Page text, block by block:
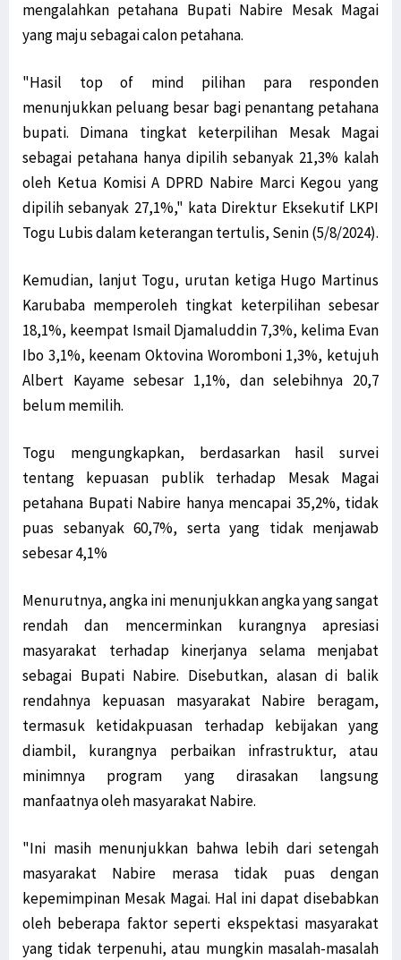
mengalahkan petahana Bupati Nabire Mesak Magai
yang maju sebagai calon petahana.
"Hasil top of mind pilihan para responden
menunjukkan peluang besar bagi penantang petahana
bupati. Dimana tingkat keterpilihan Mesak Magai
sebagai petahana hanya dipilih sebanyak 21,3% kalah
oleh Ketua Komisi A DPRD Nabire Marci Kegou yang
dipilih sebanyak 27,1%," kata Direktur Eksekutif LKPI
Togu Lubis dalam keterangan tertulis, Senin (5/8/2024).
Kemudian, lanjut Togu, urutan ketiga Hugo Martinus
Karubaba memperoleh tingkat keterpilihan sebesar
18,1%, keempat Ismail Djamaluddin 7,3%, kelima Evan
Ibo 3,1%, keenam Oktovina Woromboni 1,3%, ketujuh
Albert Kayame sebesar 1,1%, dan selebihnya 20,7
belum memilih.
Togu mengungkapkan, berdasarkan hasil survei
tentang kepuasan publik terhadap Mesak Magai
petahana Bupati Nabire hanya mencapai 35,2%, tidak
puas sebanyak 60,7%, serta yang tidak menjawab
sebesar 4,1%
Menurutnya, angka ini menunjukkan angka yang sangat
rendah dan mencerminkan kurangnya apresiasi
masyarakat terhadap kinerjanya selama menjabat
sebagai Bupati Nabire. Disebutkan, alasan di balik
rendahnya kepuasan masyarakat Nabire beragam,
termasuk ketidakpuasan terhadap kebijakan yang
diambil, kurangnya perbaikan infrastruktur, atau
minimnya program yang dirasakan langsung
manfaatnya oleh masyarakat Nabire.
"Ini masih menunjukkan bahwa lebih dari setengah
masyarakat Nabire merasa tidak puas dengan
kepemimpinan Mesak Magai. Hal ini dapat disebabkan
oleh beberapa faktor seperti ekspektasi masyarakat
yang tidak terpenuhi, atau mungkin masalah-masalah